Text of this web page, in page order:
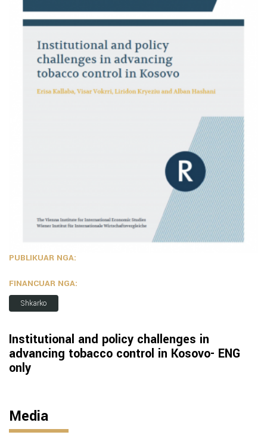
PUBLIKUAR NGA:
FINANCUAR NGA:
Shkarko
Institutional and policy challenges in
advancing tobacco control in Kosovo- ENG
only
Media